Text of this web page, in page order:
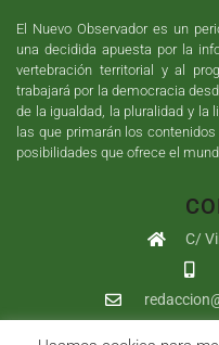
El Nuevo Observador es un
una decidida apuesta por la
vertebración territorial y al
trabajará por la democracia
de la igualdad, la pluralidad y la
las que primarán los
posibilidades que ofrece el
C/